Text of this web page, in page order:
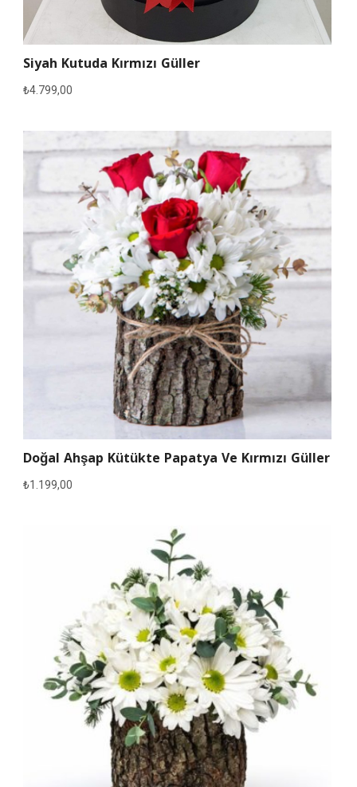
Siyah Kutuda Kırmızı Güller
₺4.799,00
Doğal Ahşap Kütükte Papatya Ve Kırmızı Güller
₺1.199,00